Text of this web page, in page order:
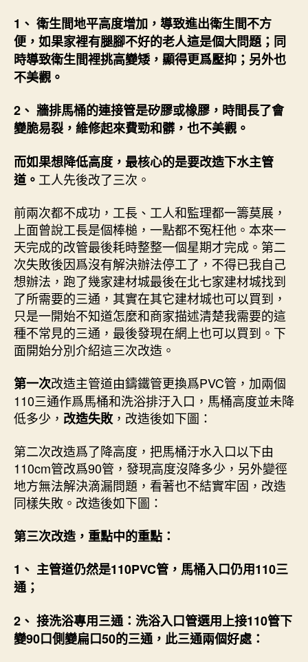
1、 衛生間地平高度增加，導致進出衛生間不方
便，如果家裡有腿腳不好的老人這是個大問題；同
時導致衛生間裡挑高變矮，顯得更爲壓抑；另外也
不美觀。
2、 牆排馬桶的連接管是矽膠或橡膠，時間長了會
變脆易裂，維修起來費勁和髒，也不美觀。
而如果想降低高度，最核心的是要改造下水主管
道。 工人先後改了三次。
前兩次都不成功，工長、工人和監理都一籌莫展，
上面曾說工長是個棒槌，一點都不冤枉他。本來一
天完成的改管最後耗時整整一個星期才完成。第二
次失敗後因爲沒有解決辦法停工了，不得已我自己
想辦法，跑了幾家建材城最後在北七家建材城找到
了所需要的三通，其實在其它建材城也可以買到，
只是一開始不知道怎麼和商家描述清楚我需要的這
種不常見的三通，最後發現在網上也可以買到。下
面開始分別介紹這三次改造。
第一次改造主管道由鑄鐵管更換爲PVC管，加兩個
110三通作爲馬桶和洗浴排汙入口，馬桶高度並未降
低多少， 改造失敗 ，改造後如下圖：
第二次改造爲了降高度，把馬桶汙水入口以下由
110cm管改爲90管，發現高度沒降多少，另外變徑
地方無法解決滴漏問題，看著也不結實牢固，改造
同樣失敗。改造後如下圖：
第三次改造，重點中的重點：
1、 主管道仍然是110PVC管，馬桶入口仍用110三
通；
2、 接洗浴專用三通：洗浴入口管選用上接110管下
變90口側變扁口50的三通，此三通兩個好處：